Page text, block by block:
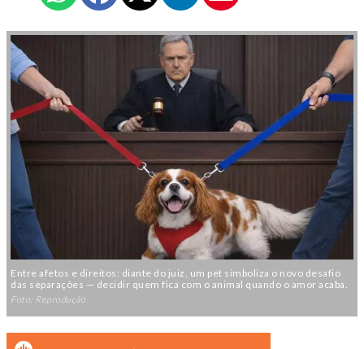
Entre afetos e direitos: diante do juiz, um pet simboliza o novo desafio
das separações — decidir quem fica com o animal quando o amor acaba.
Foto: Reprodução